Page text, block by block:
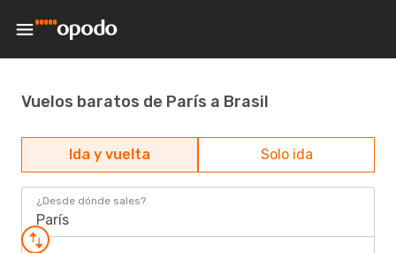
Vuelos baratos de París a Brasil
Ida y vuelta Solo ida
¿Desde dónde sales?
París